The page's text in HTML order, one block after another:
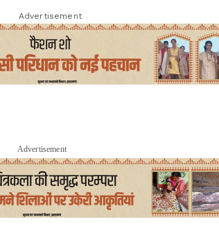
Advertisement
Advertisement